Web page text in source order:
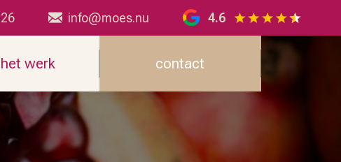
info@moes.nu 4.6
werk contact